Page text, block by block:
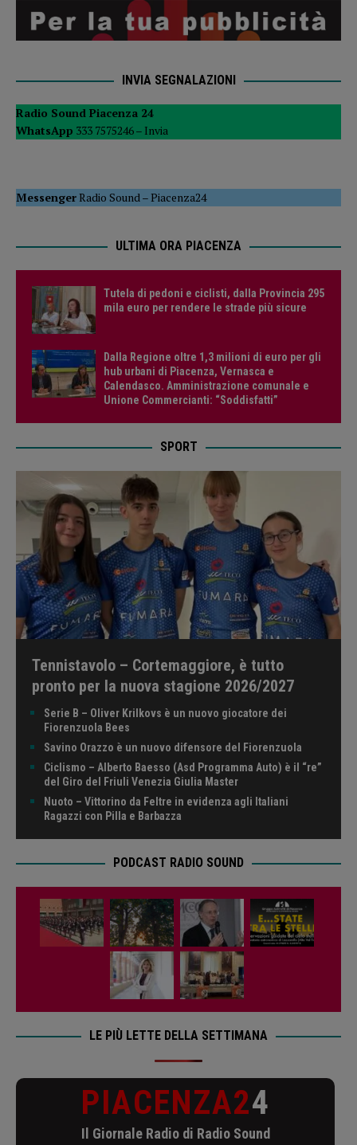
INVIA SEGNALAZIONI
Radio Sound Piacenza 24
WhatsApp 333 7575246 – Invia
MessengerRadio Sound –Piacenza24
ULTIMA ORA PIACENZA
Tutela di pedoni e ciclisti, dalla Provincia 295
mila euro per rendere le strade più sicure
Dalla Regione oltre 1,3 milioni di euro per gli
hub urbani di Piacenza, Vernasca e
Calendasco. Amministrazione comunale e
Unione Commercianti: “Soddisfatti”
SPORT
Tennistavolo – Cortemaggiore, è tutto
pronto per la nuova stagione 2026/2027
Serie B – Oliver Krilkovs è un nuovo giocatore dei
Fiorenzuola Bees
Savino Orazzo è un nuovo difensore del Fiorenzuola
Ciclismo – Alberto Baesso (Asd Programma Auto) è il “re”
del Giro del Friuli Venezia Giulia Master
Nuoto – Vittorino da Feltre in evidenza agli Italiani
Ragazzi con Pilla e Barbazza
PODCAST RADIO SOUND
LE PIÙ LETTE DELLA SETTIMANA
PIACENZA24
Il Giornale Radio di Radio Sound